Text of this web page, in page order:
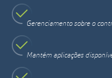
Gerenciamento sobre o
Mantém aplicações